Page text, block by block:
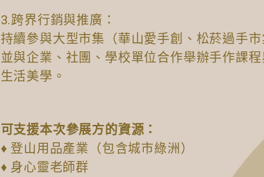
3.跨界行銷與推廣：
持續參與大型市集（華山愛手創、松菸過手
並與企業、社團、學校單位合作舉辦手作課
生活美學。
可支援本次參展方的資源：
♦ 登山用品產業（包含城市綠洲）
♦ 身心靈老師群